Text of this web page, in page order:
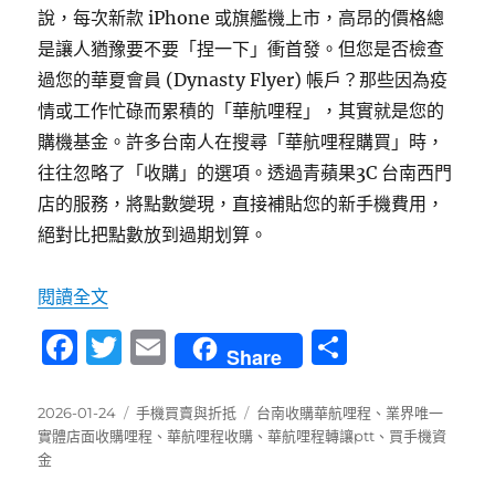
說，每次新款 iPhone 或旗艦機上市，高昂的價格總
是讓人猶豫要不要「捏一下」衝首發。但您是否檢查
過您的華夏會員 (Dynasty Flyer) 帳戶？那些因為疫
情或工作忙碌而累積的「華航哩程」，其實就是您的
購機基金。許多台南人在搜尋「華航哩程購買」時，
往往忽略了「收購」的選項。透過青蘋果3C 台南西門
店的服務，將點數變現，直接補貼您的新手機費用，
絕對比把點數放到過期划算。
閱讀全文〈台南收購華航哩程：點數換現金，無痛升級
F
c
e
T
it
te
E
m
ai
l
Share
發
佈
日
2026-01-24
分
類
手機買賣與折抵
標
籤
台南收購華航哩程 、 業界唯一
實體店面收購哩程 、華航哩程收購 、華航哩程轉讓ptt 、 買手機資
金